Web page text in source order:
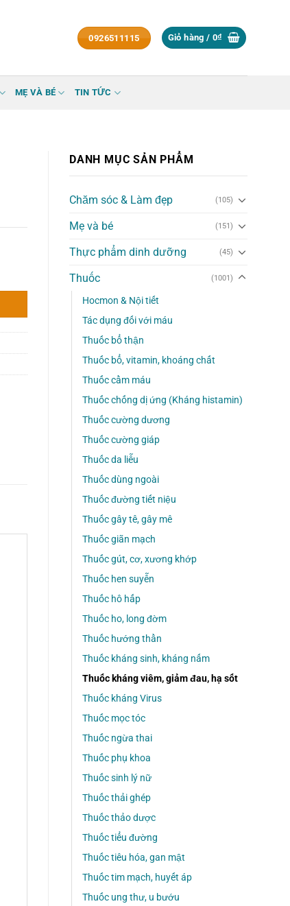
0926511115 Giỏ hàng / 0₫
MẸ VÀ BÉ TIN TỨC
DANH MỤC SẢN PHẨM
Chăm sóc & Làm đẹp (105)
Mẹ và bé (151)
Thực phẩm dinh dưỡng (45)
Thuốc (1001)
Hocmon & Nội tiết
Tác dụng đối với máu
Thuốc bổ thận
Thuốc bổ, vitamin, khoáng chất
Thuốc cầm máu
Thuốc chống dị ứng (Kháng histamin)
Thuốc cường dương
Thuốc cường giáp
Thuốc da liễu
Thuốc dùng ngoài
Thuốc đường tiết niệu
Thuốc gây tê, gây mê
Thuốc giãn mạch
Thuốc gút, cơ, xương khớp
Thuốc hen suyễn
Thuốc hô hấp
Thuốc ho, long đờm
Thuốc hướng thần
Thuốc kháng sinh, kháng nấm
Thuốc kháng viêm, giảm đau, hạ sốt
Thuốc kháng Virus
Thuốc mọc tóc
Thuốc ngừa thai
Thuốc phụ khoa
Thuốc sinh lý nữ
Thuốc thải ghép
Thuốc thảo dược
Thuốc tiểu đường
Thuốc tiêu hóa, gan mật
Thuốc tim mạch, huyết áp
Thuốc ung thư, u bướu